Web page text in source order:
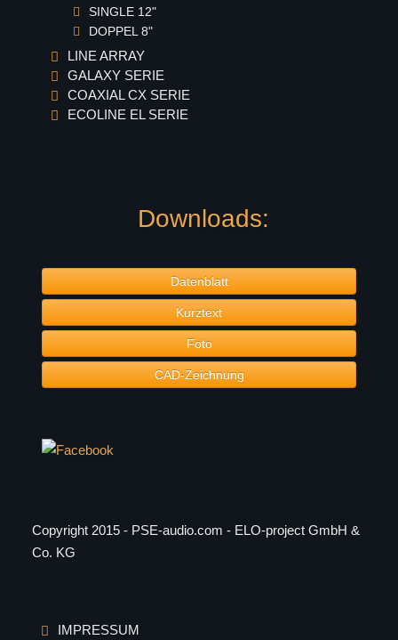
GX-6
Coaxial CX Serie
CX-15pro
CX-15
CX-12
Ecoline EL Serie
EL-26
EL-8
EL-10
EL-12
EL-15
SINGLE 12"
DOPPEL 8"
LINE ARRAY
GALAXY SERIE
COAXIAL CX SERIE
ECOLINE EL SERIE
Downloads:
Datenblatt
Kurztext
Foto
CAD-Zeichnung
Copyright 2015 - PSE-audio.com - ELO-project GmbH &
Co. KG
IMPRESSUM